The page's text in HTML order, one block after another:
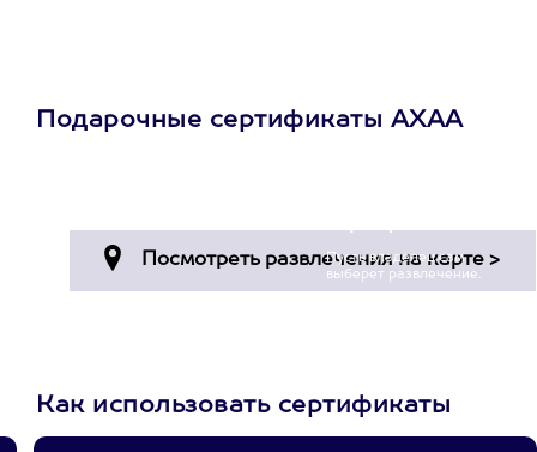
Подарочные сертификаты АХАА
Пусть владелец сам
выберет развлечение.
Как использовать сертификаты